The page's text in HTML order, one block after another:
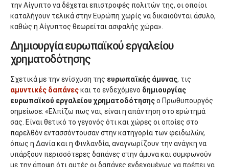
την Αίγυπτο να δέχεται επιστροφές πολιτών της, οι οποίοι
καταλήγουν τελικά στην Ευρώπη χωρίς να δικαιούνται άσυλο,
καθώς η Αίγυπτος θεωρείται ασφαλής χώρα».
Δημιουργία ευρωπαϊκού εργαλείου
χρηματοδότησης
Σχετικά με την ενίσχυση της ευρωπαϊκής άμυνας, τις
αμυντικές δαπάνεςκαι το ενδεχόμενο δημιουργίας
ευρωπαϊκού εργαλείου χρηματοδότησηςο Πρωθυπουργός
σημείωσε: «Ελπίζω πως ναι, είναι η απάντηση στο ερώτημά
σας. Είναι θετικό το γεγονός ότι και χώρες οι οποίες στο
παρελθόν εντασσόντουσαν στην κατηγορία των φειδωλών,
όπως η Δανία και η Φινλανδία, αναγνωρίζουν την ανάγκη να
υπάρξουν περισσότερες δαπάνες στην άμυνα και συμφωνούν
με την άποψη ότι αυτές οι δαπάνες ενδεχομένως να πρέπει να